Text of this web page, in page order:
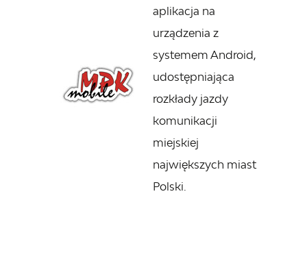
aplikacja na
urządzenia z
systemem Android,
udostępniająca
rozkłady jazdy
komunikacji
miejskiej
największych miast
Polski.